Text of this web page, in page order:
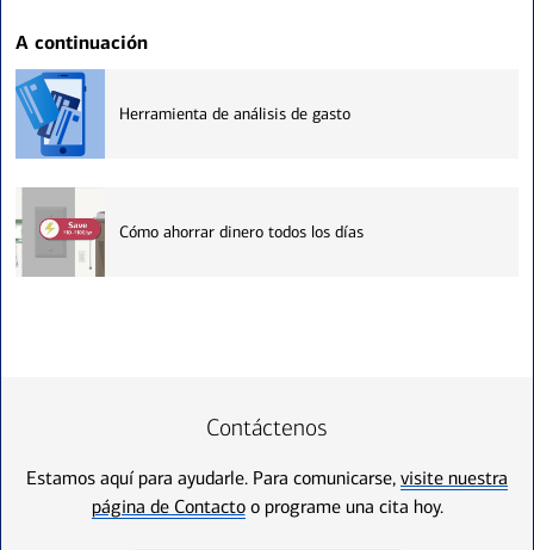
A continuación
Herramienta de análisis de gasto
Cómo ahorrar dinero todos los días
Contáctenos
Estamos aquí para ayudarle. Para comunicarse, visite nuestra
página de Contactoo programe una cita hoy.